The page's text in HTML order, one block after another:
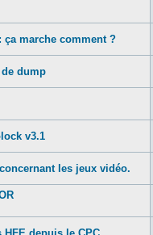
ça marche comment ?
dump
v3.1
les jeux vidéo.